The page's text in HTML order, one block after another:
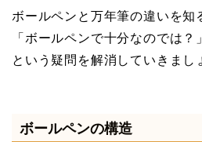
ボールペンと万年筆の違いを知
「ボールペンで十分なのでは？」
という疑問を解消していきまし
ボールペンの構造